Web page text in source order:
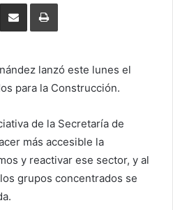
Share
Email
Print
lanzó este lunes el
para la Construcción.
de la Secretaría de
más accesible la
y reactivar ese sector, y al
grupos concentrados se